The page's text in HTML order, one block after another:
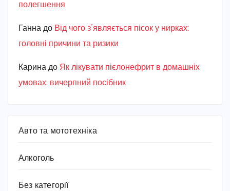
полегшення
Ганна до Від чого з’являється пісок у нирках:
головні причини та ризики
Карина до Як лікувати пієлонефрит в домашніх
умовах: вичерпний посібник
Авто та мототехніка
Алкоголь
Без категорії